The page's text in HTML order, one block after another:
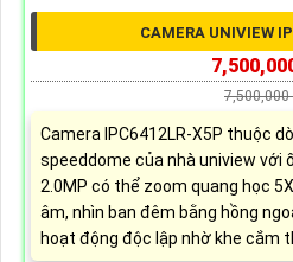
CAMERA UNIVIEW
7,500,000
Camera IPC6412LR-X5P thuộc
speeddome của nhà uniview với
2.0MP có thể zoom quang học
âm, nhìn ban đêm bằng hồng
hoạt động độc lập nhờ khe cắm